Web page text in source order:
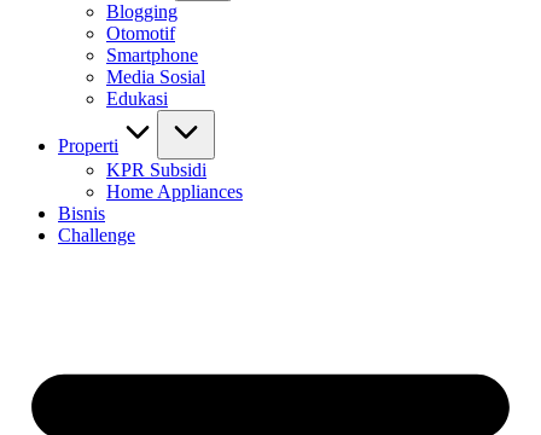
Blogging
Otomotif
Smartphone
Media Sosial
Edukasi
Properti
KPR Subsidi
Home Appliances
Bisnis
Challenge